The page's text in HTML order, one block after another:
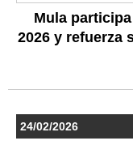
Mula
2026 y refuerza
24/02/2026